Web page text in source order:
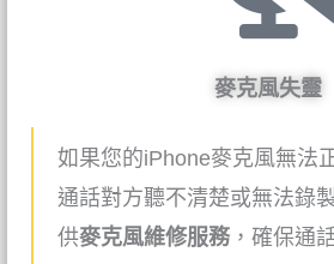
麥克風失靈
如果您的iPhone麥克風無法
通話對方聽不清楚或無法錄
供麥克風維修服務 ，確保通